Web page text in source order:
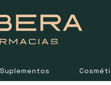
Suplementos